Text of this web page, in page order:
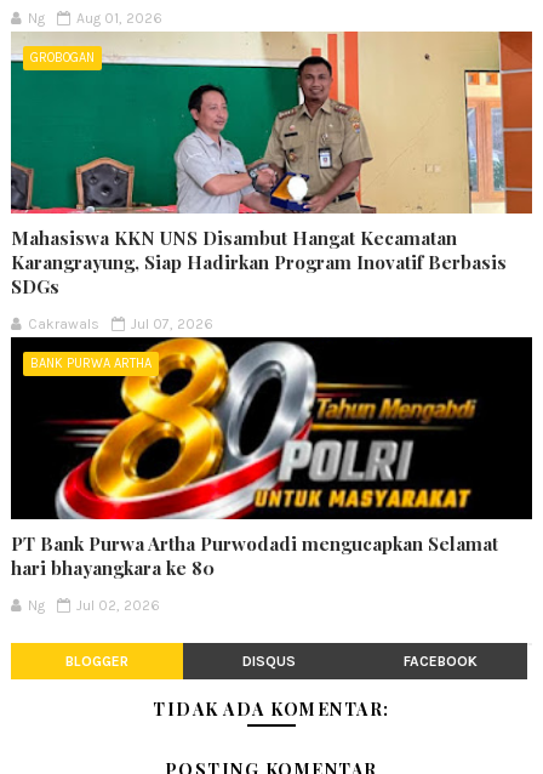
Ng Aug 01, 2026
GROBOGAN
Mahasiswa KKN UNS Disambut Hangat Kecamatan
Karangrayung, Siap Hadirkan Program Inovatif Berbasis
SDGs
Cakrawals Jul 07, 2026
BANK PURWA ARTHA
PT Bank Purwa Artha Purwodadi mengucapkan Selamat
hari bhayangkara ke 80
Ng Jul 02, 2026
BLOGGER DISQUS FACEBOOK
TIDAK ADA KOMENTAR:
POSTING KOMENTAR